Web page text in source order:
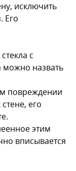
исключить
Его
с
можно назвать
повреждении
его
этим
вписывается